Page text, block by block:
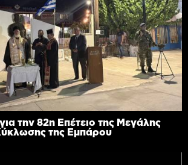
την 82η Επέτειο της Μεγάλης
της Εμπάρου